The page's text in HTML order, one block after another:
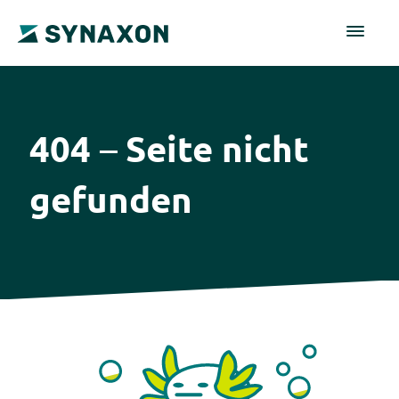
404 – Seite nicht
gefunden